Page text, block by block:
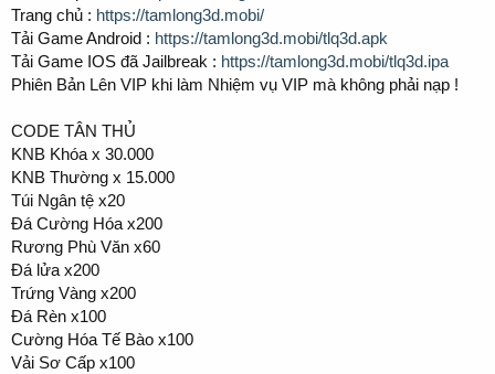
Trang chủ : https://tamlong3d.mobi/
Tải Game Android : https://tamlong3d.mobi/tlq3d.apk
Tải Game IOS đã Jailbreak : https://tamlong3d.mobi/tlq3d.ipa
Phiên Bản Lên VIP khi làm Nhiệm vụ VIP mà không phải nạp !
CODE TÂN THỦ
KNB Khóa x 30.000
KNB Thường x 15.000
Túi Ngân tệ x20
Đá Cường Hóa x200
Rương Phù Văn x60
Đá lửa x200
Trứng Vàng x200
Đá Rèn x100
Cường Hóa Tế Bào x100
Vải Sơ Cấp x100